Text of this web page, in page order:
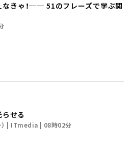
きゃ！── 51のフレーズで学ぶ関
らせる
ITmedia 08時02分